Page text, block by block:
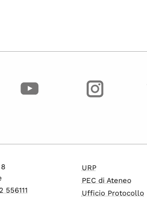
556111
URP
PEC di Ateneo
Ufficio Protocollo